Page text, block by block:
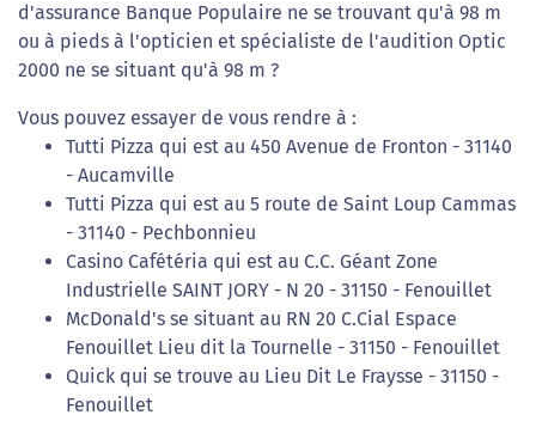
d'assurance Banque Populaire ne se trouvant qu'à 98 m
ou à pieds à l'opticien et spécialiste de l'audition Optic
2000 ne se situant qu'à 98 m ?
Vous pouvez essayer de vous rendre à :
Tutti Pizza qui est au 450 Avenue de Fronton - 31140
- Aucamville
Tutti Pizza qui est au 5 route de Saint Loup Cammas
- 31140 - Pechbonnieu
Casino Cafétéria qui est au C.C. Géant Zone
Industrielle SAINT JORY - N 20 - 31150 - Fenouillet
McDonald's se situant au RN 20 C.Cial Espace
Fenouillet Lieu dit la Tournelle - 31150 - Fenouillet
Quick qui se trouve au Lieu Dit Le Fraysse - 31150 -
Fenouillet